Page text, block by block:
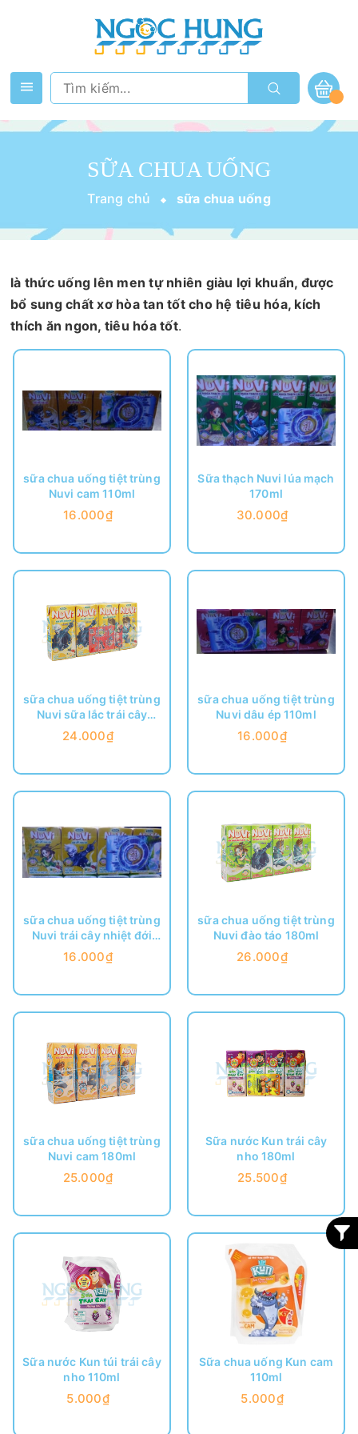
SỮA CHUA UỐNG
Trang chủ sữa chua uống
là thức uống lên men tự nhiên giàu lợi khuẩn, được
bổ sung chất xơ hòa tan tốt cho hệ tiêu hóa, kích
thích ăn ngon, tiêu hóa tốt.
sữa chua uống tiệt trùng
Nuvi cam 110ml
16.000₫
Sữa thạch Nuvi lúa mạch
170ml
30.000₫
sữa chua uống tiệt trùng
Nuvi sữa lắc trái cây
180ml
24.000₫
sữa chua uống tiệt trùng
Nuvi dâu ép 110ml
16.000₫
sữa chua uống tiệt trùng
Nuvi trái cây nhiệt đới
110ml
16.000₫
sữa chua uống tiệt trùng
Nuvi đào táo 180ml
26.000₫
sữa chua uống tiệt trùng
Nuvi cam 180ml
25.000₫
Sữa nước Kun trái cây
nho 180ml
25.500₫
Sữa nước Kun túi trái cây
nho 110ml
5.000₫
Sữa chua uống Kun cam
110ml
5.000₫